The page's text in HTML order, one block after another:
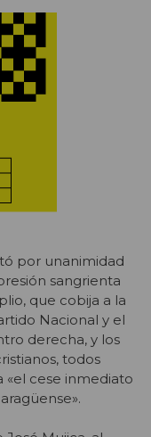
por unanimidad
sangrienta
que cobija a la
Nacional y el
derecha, y los
todos
cese inmediato